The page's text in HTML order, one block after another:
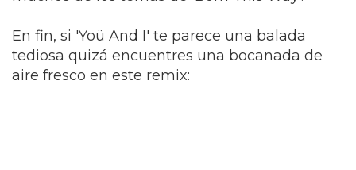
En fin, si 'Yoü And I' te parece una balada
tediosa quizá encuentres una bocanada de
aire fresco en este remix: